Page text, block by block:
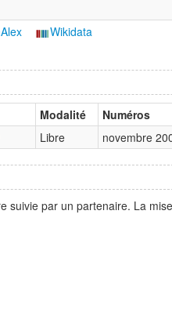
Wikidata
Modalité Numéros
Libre novembre
par un partenaire. La